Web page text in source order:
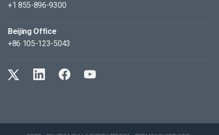
+1 855-896-9300
Beijing Office
+86 105-123-5043